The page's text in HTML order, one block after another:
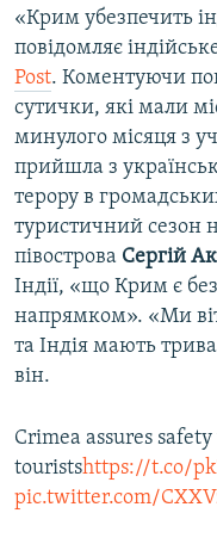
«Крим убезпечить
повідомляє
Post. Коментуючи
сутички, які мали
минулого місяця з
прийшла з
терору в
туристичний сезон
півострова Сергій
Індії, «що Крим є
напрямком». «Ми
та Індія мають
він.
Crimea assures
touristshttps://t.co/
pic.twitter.com/